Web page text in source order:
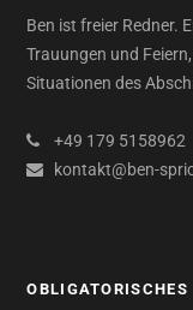
Ben ist freier Redner.
Trauungen und
Situationen des
+49 179 5158962
kontakt@ben-
OBLIGATORISCHES